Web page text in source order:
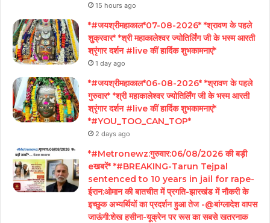
15 hours ago
*#जयश्रीमहाकाल*07-08-2026* *श्रावण के पहले
शुक्रवार* *श्री महाकालेश्वर ज्योतिर्लिंग जी के भस्म आरती
श्रृंगार दर्शन #live कीं हार्दिक शुभकामनाएं*
1 day ago
*#जयश्रीमहाकाल*06-08-2026* *श्रावण के पहले
गुरुवार* *श्री महाकालेश्वर ज्योतिर्लिंग जी के भस्म आरती
श्रृंगार दर्शन #live कीं हार्दिक शुभकामनाएं*
*#YOU_TOO_CAN_TOP*
2 days ago
*#Metronewz:गुरुवार:06/08/2026 की बड़ी
eखबरें* *#BREAKING-Tarun Tejpal
sentenced to 10 years in jail for rape-
ईरान:ओमान की बातचीत में प्रगति-झारखंड में नौकरी के
इच्छुक अभ्यर्थियों का प्रदर्शन हुआ तेज -@बांग्लादेश वापस
जाऊंगी:शेख हसीना-यूक्रेन पर रूस का सबसे खतरनाक